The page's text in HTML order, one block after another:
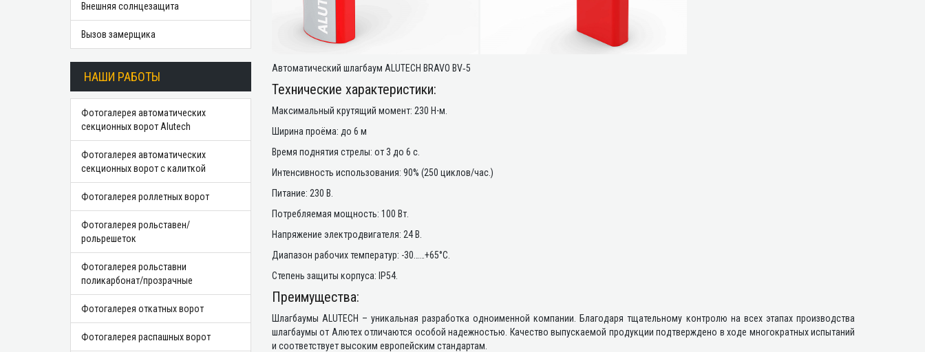
Внешняя солнцезащита
Вызов замерщика
НАШИ РАБОТЫ
Фотогалерея автоматических
секционных ворот Alutech
Фотогалерея автоматических
секционных ворот с калиткой
Фотогалерея роллетных ворот
Фотогалерея рольставен/
рольрешеток
Фотогалерея рольставни
поликарбонат/прозрачные
Фотогалерея откатных ворот
Фотогалерея распашных ворот
Автоматический шлагбаум ALUTECH BRAVO BV‑5
Технические характеристики:
Максимальный крутящий момент: 230 Н⋅м.
Ширина проёма: до 6 м
Время поднятия стрелы: от 3 до 6 с.
Интенсивность использования: 90% (250 циклов/час.)
Питание: 230 В.
Потребляемая мощность: 100 Вт.
Напряжение электродвигателя: 24 В.
Диапазон рабочих температур: -30……+65°С.
Степень защиты корпуса: IP54.
Преимущества:
Шлагбаумы ALUTECH – уникальная разработка одноименной компании. Благодаря тщательному контролю на всех этапах производства
шлагбаумы от Алютех отличаются особой надежностью. Качество выпускаемой продукции подтверждено в ходе многократных испытаний
и соответствует высоким европейским стандартам.